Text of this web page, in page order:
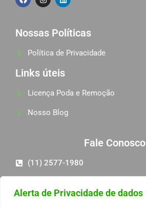
Alerta de Privacidade de dados
Nossas Políticas
Política de Privacidade
Links úteis
Licença Poda e Remoção
Nosso Blog
Fale Conosco
(11) 2577-1980